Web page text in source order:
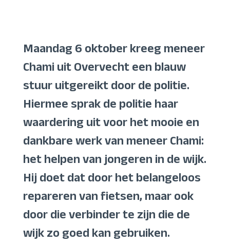
Maandag 6 oktober kreeg meneer
Chami uit Overvecht een blauw
stuur uitgereikt door de politie.
Hiermee sprak de politie haar
waardering uit voor het mooie en
dankbare werk van meneer Chami:
het helpen van jongeren in de wijk.
Hij doet dat door het belangeloos
repareren van fietsen, maar ook
door die verbinder te zijn die de
wijk zo goed kan gebruiken.